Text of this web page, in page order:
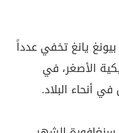
يانغ تخفي عدداً
الأصغر، في
أنحاء البلاد.